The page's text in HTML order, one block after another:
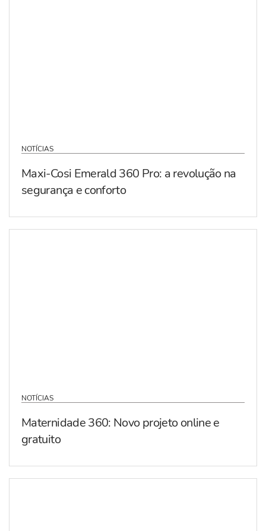
NOTÍCIAS
Maxi-Cosi Emerald 360 Pro: a revolução na
segurança e conforto
NOTÍCIAS
Maternidade 360: Novo projeto online e
gratuito